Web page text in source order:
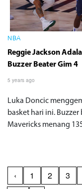
NBA
Reggie Jackson
Buzzer Beater Gim 4
5 years ago
Luka Doncic
basket hari ini.
Mavericks menang
‹ 1 2 3